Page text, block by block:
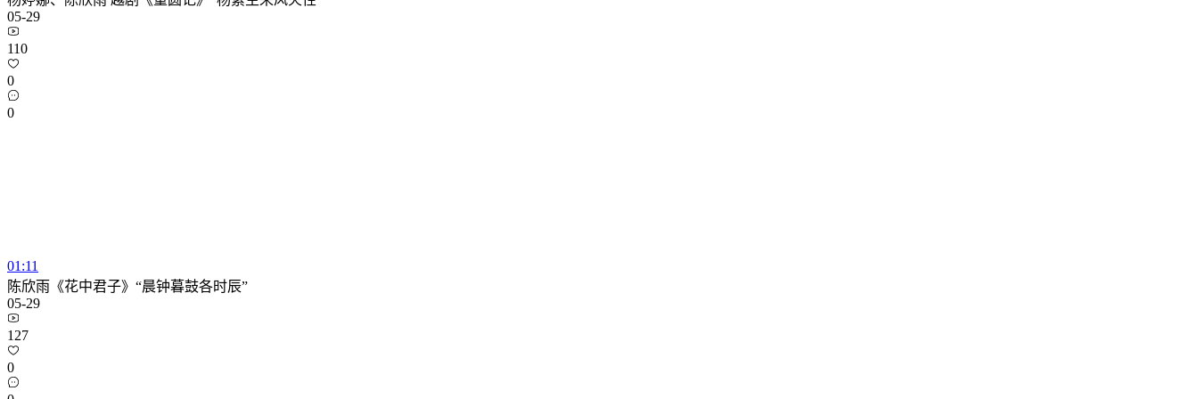
05-29
110
0
0
01:11
陈欣雨《花中君子》“晨钟暮鼓各时辰”
05-29
127
0